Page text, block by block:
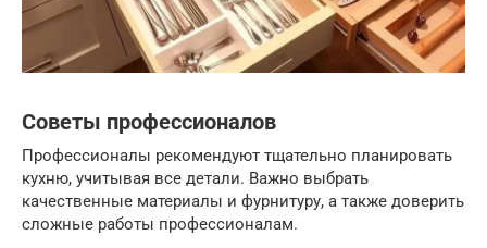
Советы профессионалов
Профессионалы рекомендуют тщательно планировать
кухню, учитывая все детали. Важно выбрать
качественные материалы и фурнитуру, а также доверить
сложные работы профессионалам.